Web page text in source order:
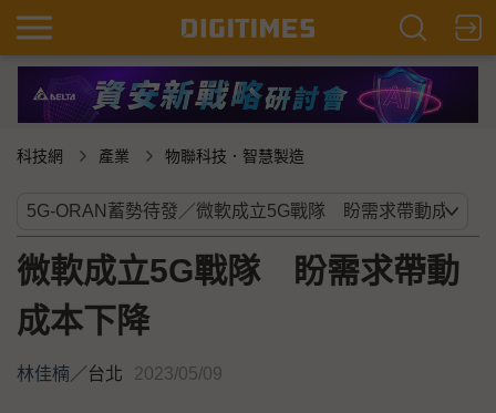
科技網 產業 物聯科技．智慧製造
微軟成立5G戰隊 盼需求帶動
成本下降
林佳楠／台北 2023/05/09